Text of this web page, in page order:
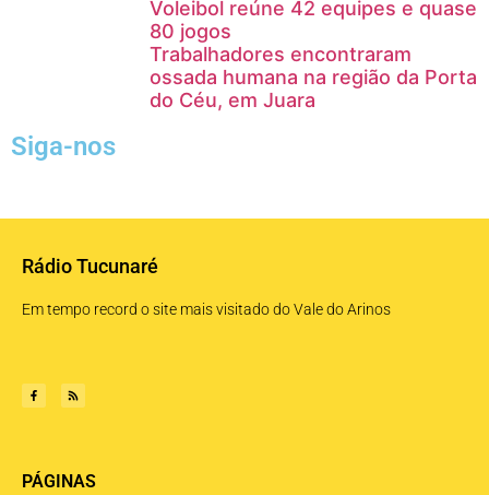
Voleibol reúne 42 equipes e quase
80 jogos
Trabalhadores encontraram
ossada humana na região da Porta
do Céu, em Juara
Siga-nos
Rádio Tucunaré
Em tempo record o site mais visitado do Vale do Arinos
PÁGINAS